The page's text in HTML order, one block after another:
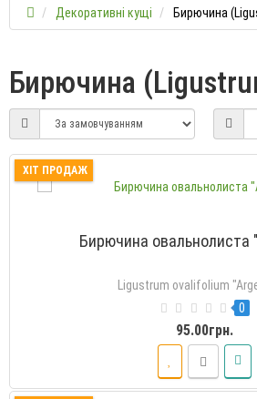
Декоративні кущі Бирючина
Бирючина
ХІТ ПРОДАЖ
Бирючина овальнолиста
Ligustrum ovalifolium
0
95.00грн.